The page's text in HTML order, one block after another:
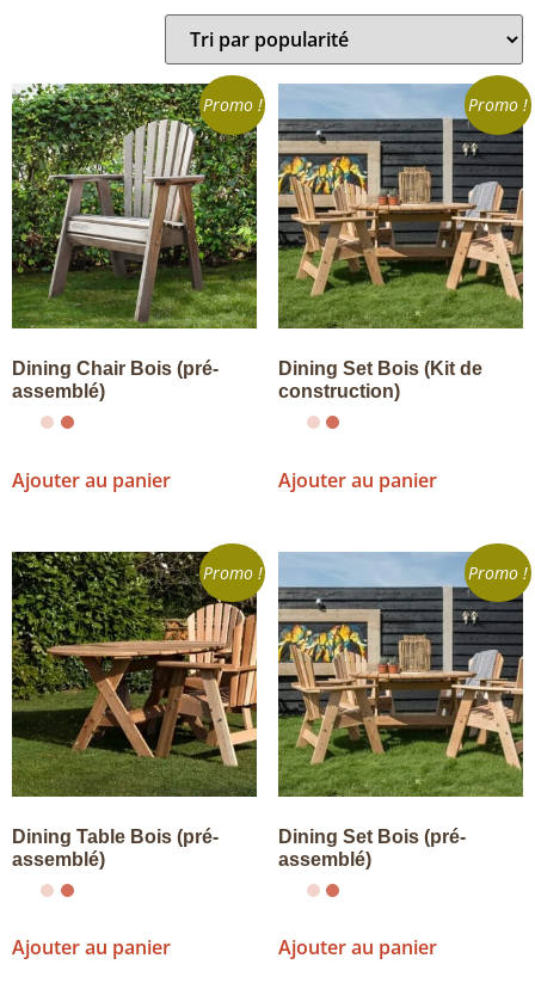
Promo !
Dining Chair Bois (pré-
assemblé)
Ajouter au panier
Promo !
Dining Set Bois (Kit de
construction)
Ajouter au panier
Promo !
Dining Table Bois (pré-
assemblé)
Ajouter au panier
Promo !
Dining Set Bois (pré-
assemblé)
Ajouter au panier